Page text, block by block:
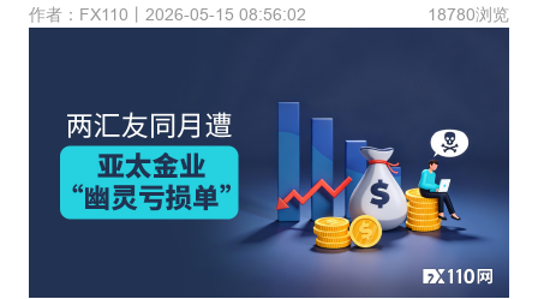
作者：FX110丨2026-05-15 08:56:02 18780浏览